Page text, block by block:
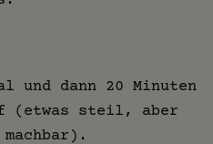
und dann 20 Minuten
(etwas steil, aber